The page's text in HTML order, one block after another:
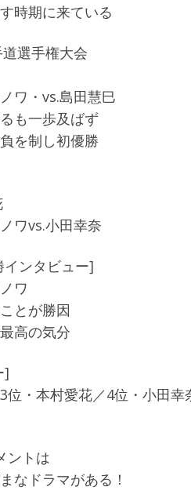
時期に来ている
選手権大会
ワ・vs.島田慧巳
も一歩及ばず
を制し初優勝
ワvs.小田幸奈
ンタビュー]
ワ
とが勝因
高の気分
]
位・本村愛花／4位・小田幸
ントは
なドラマがある！